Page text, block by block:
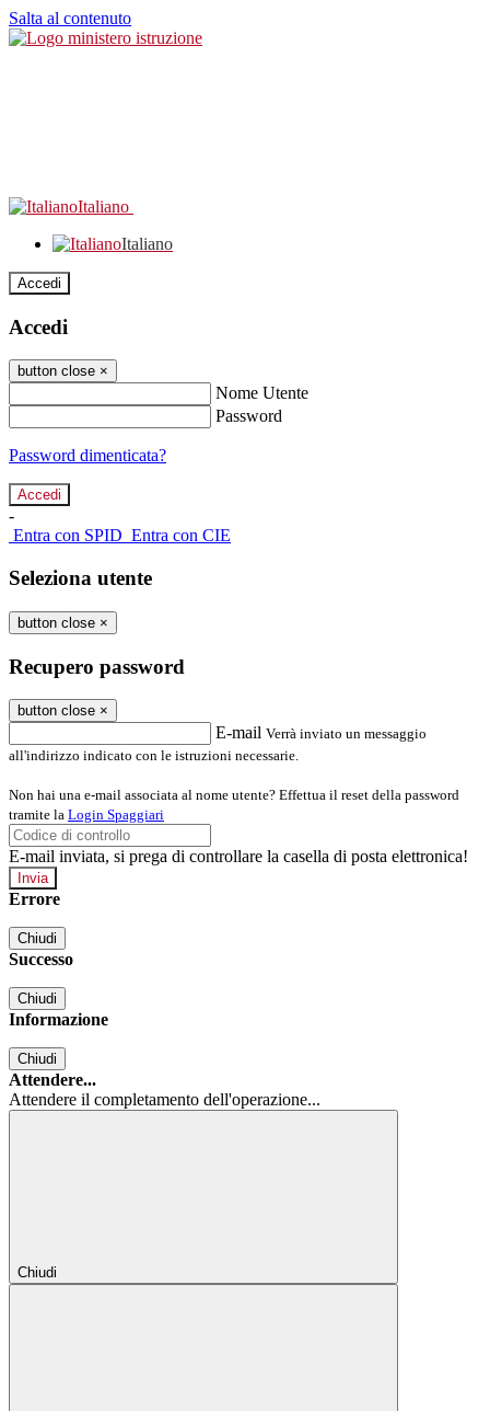
Salta al contenuto
Italiano
Italiano
Accedi
Accedi
button close ×
Nome Utente
Password
Password dimenticata?
-
Entra con SPID Entra con CIE
Seleziona utente
button close ×
Recupero password
button close ×
E-mail Verrà inviato un messaggio
all'indirizzo indicato con le istruzioni necessarie.
Non hai una e-mail associata al nome utente? Effettua il reset della password
tramite la Login Spaggiari
E-mail inviata, si prega di controllare la casella di posta elettronica!
Errore
Chiudi
Successo
Chiudi
Informazione
Chiudi
Attendere...
Attendere il completamento dell'operazione...
Chiudi